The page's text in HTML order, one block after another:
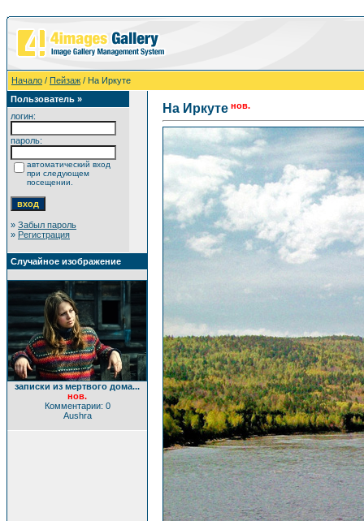
Начало / Пейзаж / На Иркуте
Пользователь »
логин:
пароль:
автоматический вход
при следующем
посещении.
» Забыл пароль
» Регистрация
Случайное изображение
записки из мертвого дома...
нов.
Комментарии: 0
Aushra
На Иркуте нов.